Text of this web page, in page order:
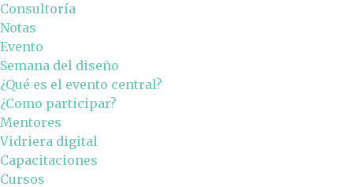
Consultoría
Notas
Evento
Semana del diseño
¿Qué es el evento central?
¿Como participar?
Mentores
Vidriera digital
Capacitaciones
Cursos